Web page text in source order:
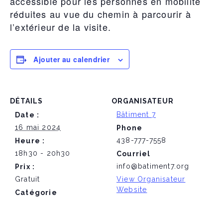
réduites au vue du chemin à parcourir à
l’extérieur de la visite.
Ajouter au calendrier
DÉTAILS
Date :
16 mai 2024
Heure :
18h30 - 20h30
Prix :
Gratuit
Catégorie
ORGANISATEUR
Bâtiment 7
Phone
438-777-7558
Courriel
info@batiment7.org
View Organisateur
Website